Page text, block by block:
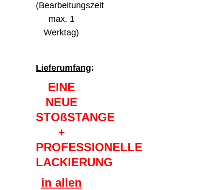
(Bearbeitungszeit
max. 1
Werktag)
Lieferumfang:
EINE
NEUE
STOßSTANGE
+
PROFESSIONELLE
LACKIERUNG
in allen